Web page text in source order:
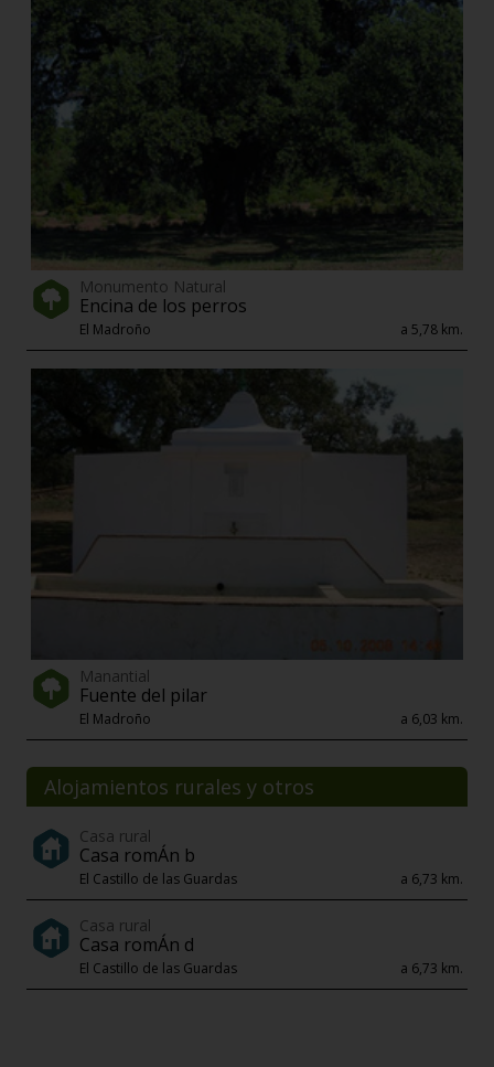
Monumento Natural
Encina de los perros
El Madroño a 5,78 km.
Manantial
Fuente del pilar
El Madroño a 6,03 km.
Alojamientos rurales y otros
Casa rural
Casa romÁn b
El Castillo de las Guardas a 6,73 km.
Casa rural
Casa romÁn d
El Castillo de las Guardas a 6,73 km.